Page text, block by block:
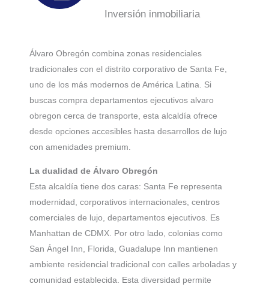
Inversión inmobiliaria
Álvaro Obregón combina zonas residenciales
tradicionales con el distrito corporativo de Santa Fe,
uno de los más modernos de América Latina. Si
buscas compra departamentos ejecutivos alvaro
obregon cerca de transporte, esta alcaldía ofrece
desde opciones accesibles hasta desarrollos de lujo
con amenidades premium.
La dualidad de Álvaro Obregón
Esta alcaldía tiene dos caras: Santa Fe representa
modernidad, corporativos internacionales, centros
comerciales de lujo, departamentos ejecutivos. Es
Manhattan de CDMX. Por otro lado, colonias como
San Ángel Inn, Florida, Guadalupe Inn mantienen
ambiente residencial tradicional con calles arboladas y
comunidad establecida. Esta diversidad permite